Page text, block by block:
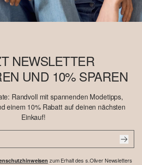
NEWSLETTER
UND 10% SPAREN
Randvoll mit spannenden Modetipps,
einem 10% Rabatt auf deinen nächsten
Einkauf!
zum Erhalt des s.Oliver Newsletters